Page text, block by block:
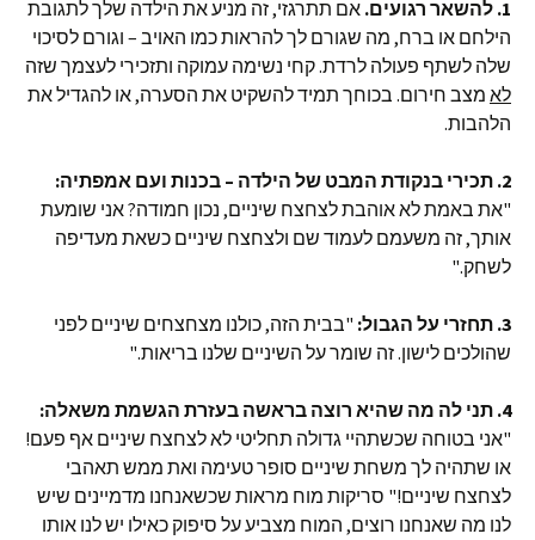
1. להשאר רגועים.
אם תתרגזי, זה מניע את הילדה שלך לתגובת
הילחם או ברח, מה שגורם לך להראות כמו האויב – וגורם לסיכוי
שלה לשתף פעולה לרדת. קחי נשימה עמוקה ותזכירי לעצמך שזה
לא מצב חירום. בכוחך תמיד להשקיט את הסערה, או להגדיל את
הלהבות.
2. תכירי בנקודת המבט של הילדה – בכנות ועם אמפתיה:
"את באמת לא אוהבת לצחצח שיניים, נכון חמודה? אני שומעת
אותך, זה משעמם לעמוד שם ולצחצח שיניים כשאת מעדיפה
לשחק."
3. תחזרי על הגבול:
"בבית הזה, כולנו מצחצחים שיניים לפני
שהולכים לישון. זה שומר על השיניים שלנו בריאות."
4. תני לה מה שהיא רוצה בראשה בעזרת הגשמת משאלה:
"אני בטוחה שכשתהיי גדולה תחליטי לא לצחצח שיניים אף פעם!
או שתהיה לך משחת שיניים סופר טעימה ואת ממש תאהבי
לצחצח שיניים!" סריקות מוח מראות שכשאנחנו מדמיינים שיש
לנו מה שאנחנו רוצים, המוח מצביע על סיפוק כאילו יש לנו אותו